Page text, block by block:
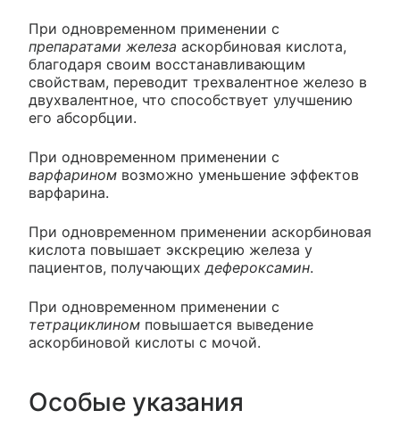
При одновременном применении с
препаратами железа аскорбиновая кислота,
благодаря своим восстанавливающим
свойствам, переводит трехвалентное железо в
двухвалентное, что способствует улучшению
его абсорбции.
При одновременном применении с
варфарином возможно уменьшение эффектов
варфарина.
При одновременном применении аскорбиновая
кислота повышает экскрецию железа у
пациентов, получающихдефероксамин.
При одновременном применении с
тетрациклином повышается выведение
аскорбиновой кислоты с мочой.
Особые указания